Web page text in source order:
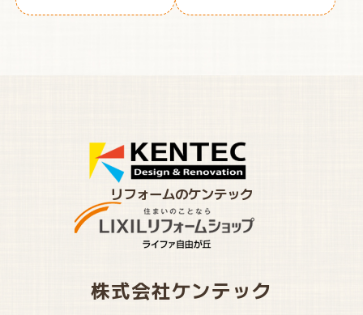
リフォームのケンテック
株式会社ケンテック